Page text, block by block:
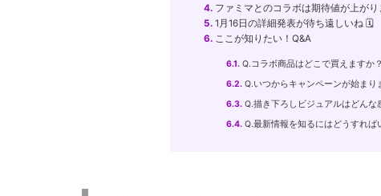
4. ファミマとのコラボは期待値が上が
5. 1月16日の詳細発表が待ち遠しいね 🗓️
6. ここが知りたい！Q&A
6.1. Q.コラボ商品はどこで買えますか？
6.2. Q.いつからキャンペーンが始まり
6.3. Q.描き下ろしビジュアルはどんな
6.4. Q.最新情報を知るにはどうすれば